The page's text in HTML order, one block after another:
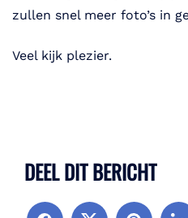
zullen snel meer foto’s in
Veel kijk plezier.
DEEL DIT BERICHT